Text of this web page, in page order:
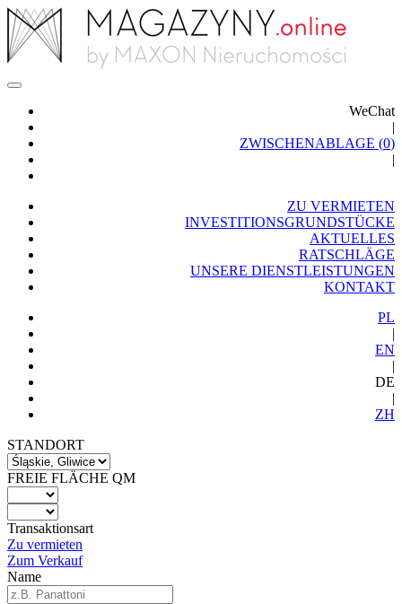
WeChat
|
ZWISCHENABLAGE (0)
|
ZU VERMIETEN
INVESTITIONSGRUNDSTÜCKE
AKTUELLES
RATSCHLÄGE
UNSERE DIENSTLEISTUNGEN
KONTAKT
PL
|
EN
|
DE
|
ZH
STANDORT
FREIE FLÄCHE QM
Transaktionsart
Zu vermieten
Zum Verkauf
Name